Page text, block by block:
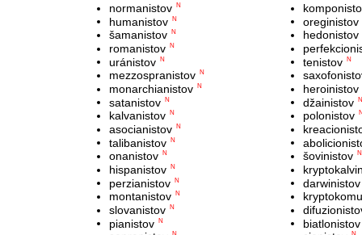
normanistov N
humanistov N
šamanistov N
romanistov N
uránistov N
mezzospranistov N
monarchianistov N
satanistov N
kalvanistov N
asocianistov N
talibanistov N
onanistov N
hispanistov N
perzianistov N
montanistov N
slovanistov N
pianistov N
oreginistov
hedonistov
tenistov N
heroinistov
džainistov N
polonistov
šovinistov
N
darwinistov
biatlonistov